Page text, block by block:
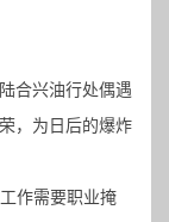
合兴油行处偶遇
，为日后的爆炸
作需要职业掩